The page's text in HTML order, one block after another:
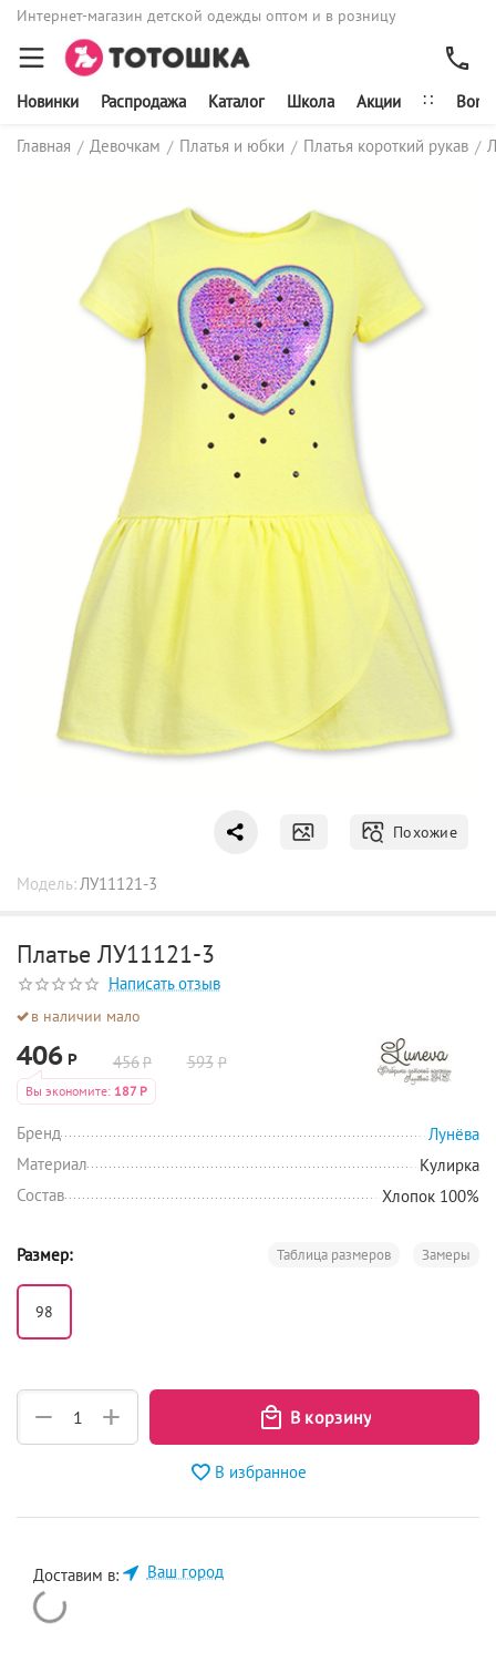
Интернет-магазин детской одежды оптом и в розницу
Новинки Распродажа Каталог Школа Акции ∷
Главная / Девочкам / Платья и юбки / Платья короткий рукав /
Похожие
Модель:ЛУ11121-3
Платье ЛУ11121-3
Написать отзыв
в наличии мало
406 Р 456Р 593 Р
Вы экономите: 187 Р
Бренд
Лунёва
Материал
Кулирка
Состав
Хлопок 100%
Размер: Замеры
Таблица размеров
98
+
−
В избранное
Доставим в: Ваш город